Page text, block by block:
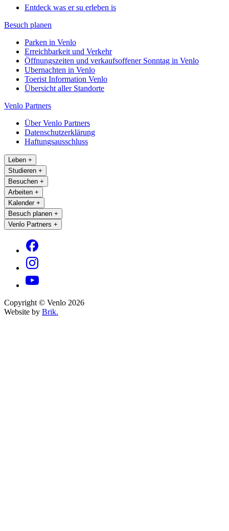
Entdeck was er su erleben is
Besuch planen
Parken in Venlo
Erreichbarkeit und Verkehr
Öffnungszeiten und verkaufsoffener Sonntag in Venlo
Ubernachten in Venlo
Toerist Information Venlo
Übersicht aller Standorte
Venlo Partners
Über Venlo Partners
Datenschutzerklärung
Haftungsausschluss
Leben +
Studieren +
Besuchen +
Arbeiten +
Kalender +
Besuch planen +
Venlo Partners +
Copyright © Venlo 2026
Website by Brik.